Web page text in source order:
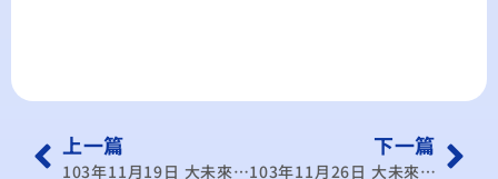
上一篇
103年11月19日 大未來 大步走–迎向區域經濟整合浪潮 青年就業藍海校園論壇（暨南國際大學國際企業學系）
下一篇
103年11月26日 大未來 大步走–迎向區域經濟整合浪潮 青年就業藍海校園論壇（高雄應用科技大學）